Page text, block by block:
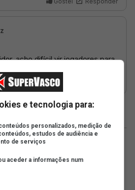
e tecnologia para:
personalizados, medição de
estudos de audiência e
de serviços
aceder a informações num